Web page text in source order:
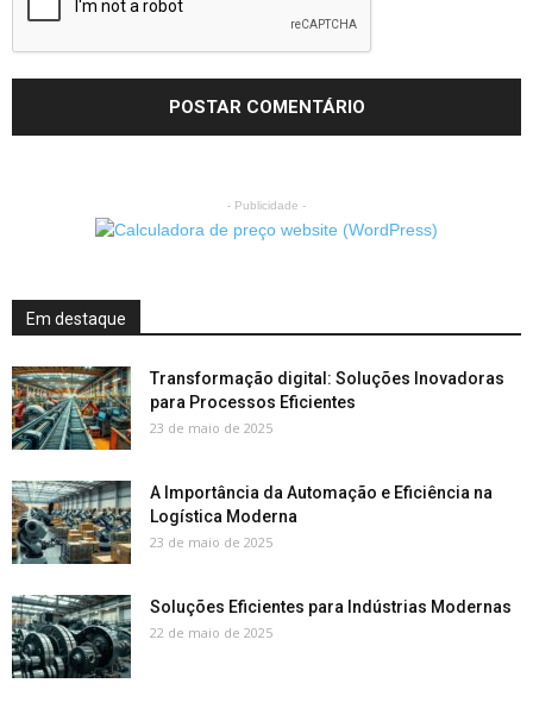
- Publicidade -
Em destaque
Transformação digital: Soluções Inovadoras
para Processos Eficientes
23 de maio de 2025
A Importância da Automação e Eficiência na
Logística Moderna
23 de maio de 2025
Soluções Eficientes para Indústrias Modernas
22 de maio de 2025